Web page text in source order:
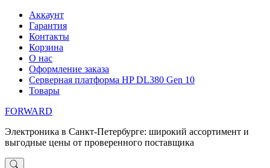
Перейти
содержимому
Аккаунт
Гарантия
Контакты
Корзина
О нас
Оформление заказа
Серверная платформа HP DL380 Gen 10
Товары
FORWARD
Электроника в Санкт-Петербурге: широкий ассортимент и
выгодные цены от проверенного поставщика